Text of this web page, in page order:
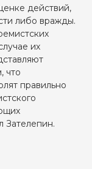
действий,
либо вражды.
их
что
правильно
Зателепин.